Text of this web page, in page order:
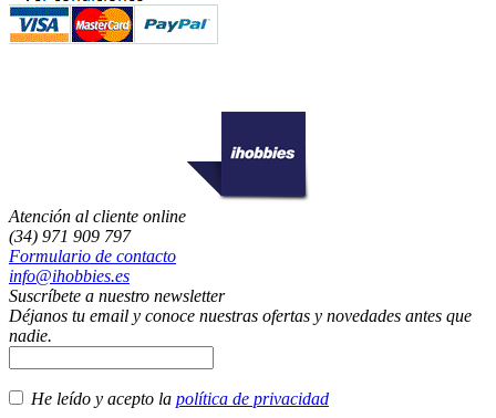
Atención al cliente online
(34) 971 909 797
Formulario de contacto
info@ihobbies.es
Suscríbete a nuestro newsletter
Déjanos tu email y conoce nuestras ofertas y novedades antes que
nadie.
He leído y acepto la política de privacidad